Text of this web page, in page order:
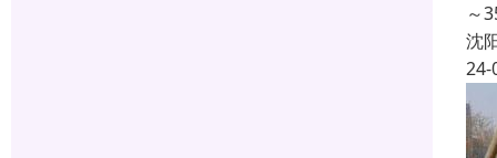
～
沈
24-